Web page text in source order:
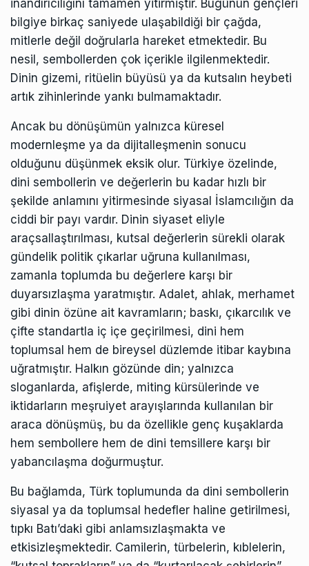
inandırıcılığını tamamen yitirmiştir. Bugünün gençleri
bilgiye birkaç saniyede ulaşabildiği bir çağda,
mitlerle değil doğrularla hareket etmektedir. Bu
nesil, sembollerden çok içerikle ilgilenmektedir.
Dinin gizemi, ritüelin büyüsü ya da kutsalın heybeti
artık zihinlerinde yankı bulmamaktadır.
Ancak bu dönüşümün yalnızca küresel
modernleşme ya da dijitalleşmenin sonucu
olduğunu düşünmek eksik olur. Türkiye özelinde,
dini sembollerin ve değerlerin bu kadar hızlı bir
şekilde anlamını yitirmesinde siyasal İslamcılığın da
ciddi bir payı vardır. Dinin siyaset eliyle
araçsallaştırılması, kutsal değerlerin sürekli olarak
gündelik politik çıkarlar uğruna kullanılması,
zamanla toplumda bu değerlere karşı bir
duyarsızlaşma yaratmıştır. Adalet, ahlak, merhamet
gibi dinin özüne ait kavramların; baskı, çıkarcılık ve
çifte standartla iç içe geçirilmesi, dini hem
toplumsal hem de bireysel düzlemde itibar kaybına
uğratmıştır. Halkın gözünde din; yalnızca
sloganlarda, afişlerde, miting kürsülerinde ve
iktidarların meşruiyet arayışlarında kullanılan bir
araca dönüşmüş, bu da özellikle genç kuşaklarda
hem sembollere hem de dini temsillere karşı bir
yabancılaşma doğurmuştur.
Bu bağlamda, Türk toplumunda da dini sembollerin
siyasal ya da toplumsal hedefler haline getirilmesi,
tıpkı Batı’daki gibi anlamsızlaşmakta ve
etkisizleşmektedir. Camilerin, türbelerin, kıblelerin,